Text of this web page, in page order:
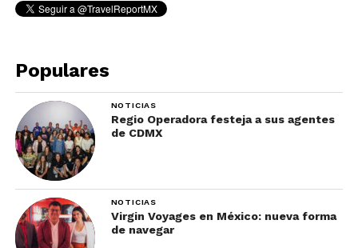
Populares
NOTICIAS
Regio Operadora festeja a sus agentes
de CDMX
NOTICIAS
Virgin Voyages en México: nueva forma
de navegar